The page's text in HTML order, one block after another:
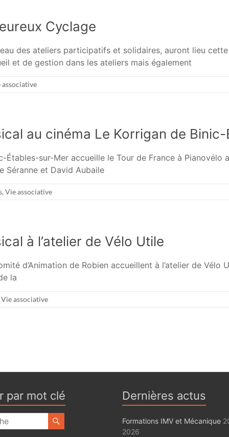
Cyclage
des ateliers participatifs et solidaires, auront lieu
et de gestion dans les ateliers mais également
associative
au cinéma Le Korrigan de
Étables-sur-Mer accueille le Tour de France à
Séranne et David Aubaile
, Vie associative
à l’atelier de Vélo Utile
d’Animation de Robien accueillent à l’atelier de
la
Vie associative
par mot clé Dernières actus
Formations IMV et Mécanique
2026